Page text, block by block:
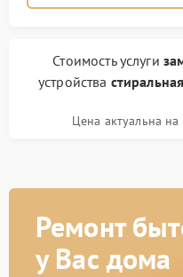
Стоимость услуги
устройства
Цена актуальна
Ремонт
у Вас дома